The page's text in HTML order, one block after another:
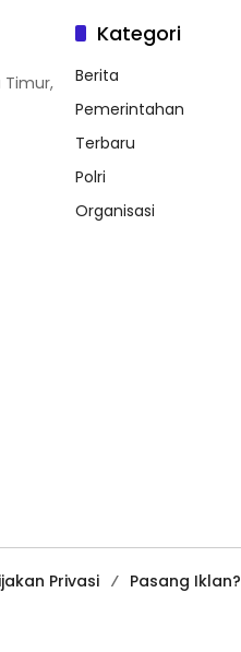
Timur,
Kategori
Berita
Pemerintahan
Terbaru
Polri
Organisasi
Privasi Pasang Iklan?